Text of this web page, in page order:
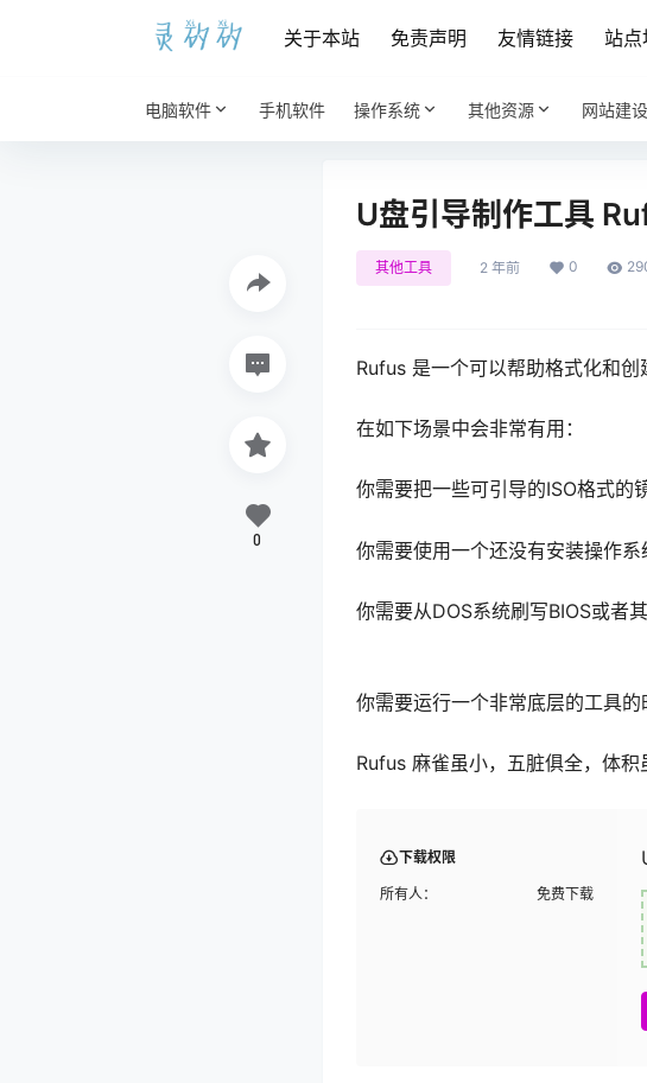
关于本站 免责声明 友情链接 站点
电脑软件 手机软件 操作系统 其他资源 网站建设
U盘引导制作工具
其他工具 2 年前 0
Rufus 是一个可以帮助格式化和
在如下场景中会非常有用：
你需要把一些可引导的ISO格式
你需要使用一个还没有安装操作
你需要从DOS系统刷写BIOS或者
你需要运行一个非常底层的工具的
Rufus 麻雀虽小，五脏俱全，体积
下载权限
所有人： 免费下载
0